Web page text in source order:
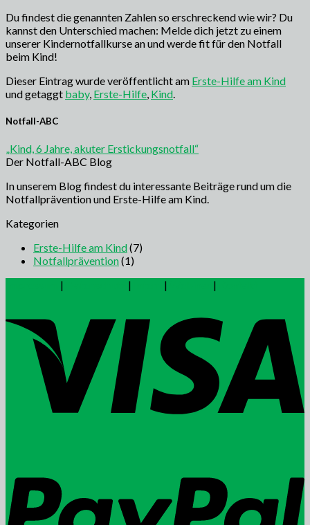
Du findest die genannten Zahlen so erschreckend wie wir? Du
kannst den Unterschied machen: Melde dich jetzt zu einem
unserer Kindernotfallkurse an und werde fit für den Notfall
beim Kind!
Dieser Eintrag wurde veröffentlicht am Erste-Hilfe am Kind
und getaggt baby, Erste-Hilfe, Kind.
Notfall-ABC
„Kind, 6 Jahre, akuter Erstickungsnotfall“
Der Notfall-ABC Blog
In unserem Blog findest du interessante Beiträge rund um die
Notfallprävention und Erste-Hilfe am Kind.
Kategorien
Erste-Hilfe am Kind(7)
Notfallprävention(1)
| | | |